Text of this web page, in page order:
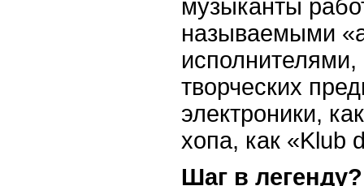
музыканты
называемыми
исполнителями,
творческих
электроники,
хопа, как «Klub
Шаг в легенду?